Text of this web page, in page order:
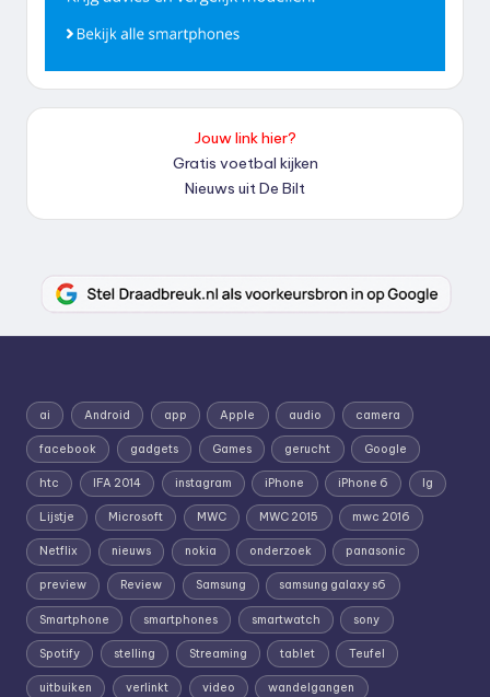
Jouw link hier?
Gratis voetbal kijken
Nieuws uit De Bilt
ai Android app Apple audio camera
facebook gadgets Games gerucht Google
htc IFA 2014 instagram iPhone iPhone 6 lg
Lijstje Microsoft MWC MWC 2015 mwc 2016
Netflix nieuws nokia onderzoek panasonic
preview Review Samsung samsung galaxy s6
Smartphone smartphones smartwatch sony
Spotify stelling Streaming tablet Teufel
uitbuiken verlinkt video wandelgangen